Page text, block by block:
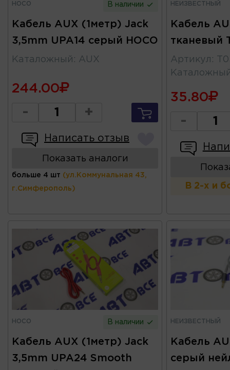
HOCO В наличии
Кабель AUX (1метр) Jack
3,5mm UPA14 серый HOCO
Каталожный : AUX
244.00
- +
Написать отзыв
Показать аналоги
больше 4 шт (ул.Коммунальная 43,
г.Симферополь)
НЕИЗВЕСТНЫЙ
Кабель
тканевый
Артикул :
35.80
-
В 2-х и
HOCO В наличии
Кабель AUX (1метр) Jack
3,5mm UPA24 Smooth
НЕИЗВЕСТНЫЙ
Кабель
серый